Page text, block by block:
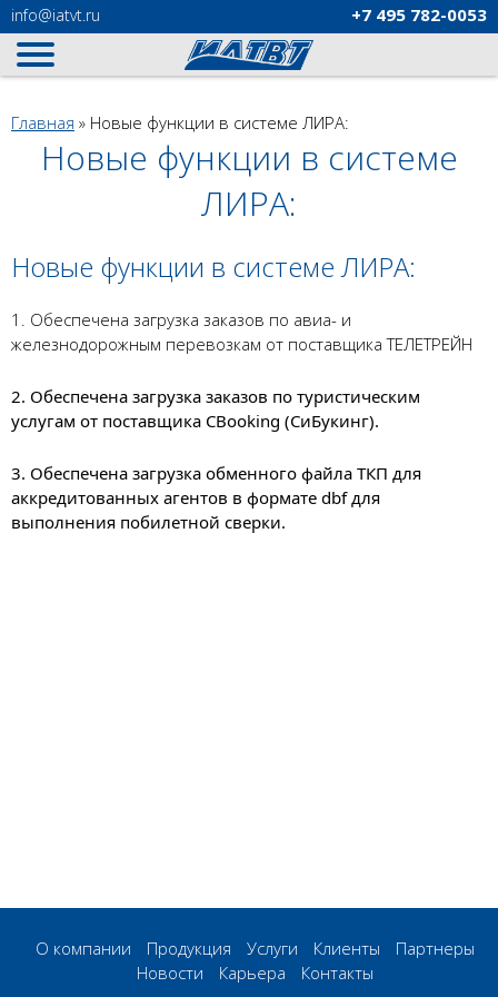
Вы здесь
Главная » Новые функции в системе ЛИРА:
Новые функции в системе
ЛИРА:
Новые функции в системе ЛИРА:
1. Обеспечена загрузка заказов по авиа- и
железнодорожным перевозкам от поставщика ТЕЛЕТРЕЙН
2. Обеспечена загрузка заказов по туристическим
услугам от поставщика CBooking (СиБукинг).
3. Обеспечена загрузка обменного файла ТКП для
аккредитованных агентов в формате dbf для
выполнения побилетной сверки.
О компании Продукция Услуги Клиенты
Партнеры
Новости
Карьера Контакты
+7 495 782-0053
info@iatvt.ru